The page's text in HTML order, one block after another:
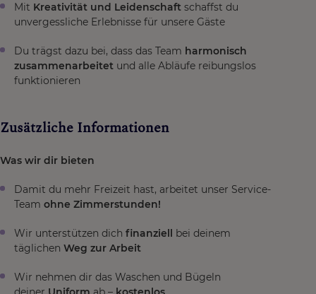
Mit Kreativität und Leidenschaft schaffst du
unvergessliche Erlebnisse für unsere Gäste
Du trägst dazu bei, dass das Team harmonisch
zusammenarbeitet und alle Abläufe reibungslos
funktionieren
Zusätzliche Informationen
Was wir dir bieten
Damit du mehr Freizeit hast, arbeitet unser Service-
Team ohne Zimmerstunden!
Wir unterstützen dich finanziell bei deinem
täglichen Weg zur Arbeit
Wir nehmen dir das Waschen und Bügeln